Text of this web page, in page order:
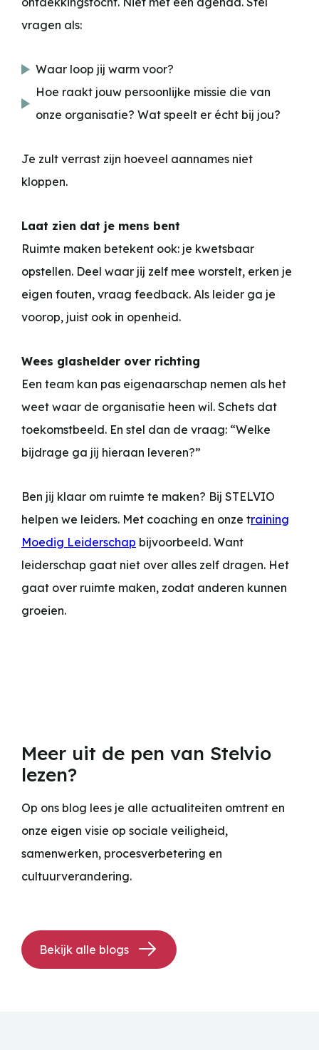
vragen als:
Waar loop jij warm voor?
Hoe raakt jouw persoonlijke missie die van
onze organisatie? Wat speelt er écht bij jou?
Je zult verrast zijn hoeveel aannames niet
kloppen.
Laat zien dat je mens bent
Ruimte maken betekent ook: je kwetsbaar
opstellen. Deel waar jij zelf mee worstelt, erken je
eigen fouten, vraag feedback. Als leider ga je
voorop, juist ook in openheid.
Wees glashelder over richting
Een team kan pas eigenaarschap nemen als het
weet waar de organisatie heen wil. Schets dat
toekomstbeeld. En stel dan de vraag: “Welke
bijdrage ga jij hieraan leveren?”
Ben jij klaar om ruimte te maken? Bij STELVIO
helpen we leiders. Met coaching en onze training
Moedig Leiderschap bijvoorbeeld. Want
leiderschap gaat niet over alles zelf dragen. Het
gaat over ruimte maken, zodat anderen kunnen
groeien.
Meer uit de pen van Stelvio
lezen?
Op ons blog lees je alle actualiteiten omtrent en
onze eigen visie op sociale veiligheid,
samenwerken, procesverbetering en
cultuurverandering.
Bekijk alle blogs